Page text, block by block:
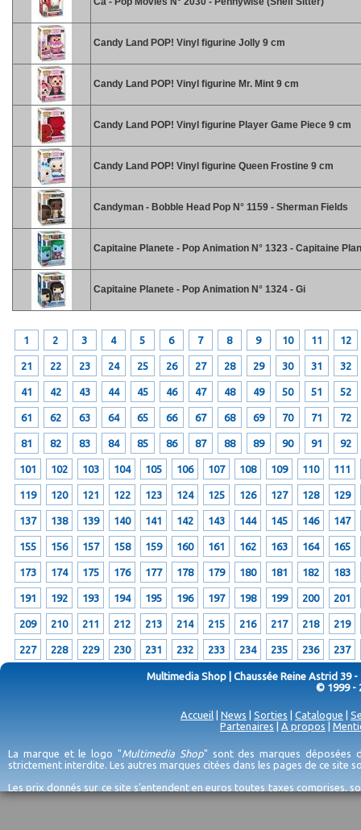
Candy Land POP! Vinyl figurine Jolly 9 cm
Candy Land POP! Vinyl figurine Mr. Mint 9 cm
Candy Land POP! Vinyl figurine Player Game Piece 9 cm
Candy Land POP! Vinyl figurine Queen Frostine 9 cm
Candyman - Bobble Head Pop N° 1159 - Sherman Fields
Capitaine Planete - Pop Animation N° 1323 - Capitaine
Capitaine Planete - Pop Animation N° 1324 - Gi
1 2 3 4 5 6 7 8 9 10 11 12
21 22 23 24 25 26 27 28 29 30 31 32
41 42 43 44 45 46 47 48 49 50 51 52
61 62 63 64 65 66 67 68 69 70 71 72
81 82 83 84 85 86 87 88 89 90 91 92
101 102 103 104 105 106 107 108 109 110 111
119 120 121 122 123 124 125 126 127 128 129
137 138 139 140 141 142 143 144 145 146 147
155 156 157 158 159 160 161 162 163 164 165
173 174 175 176 177 178 179 180 181 182 183
191 192 193 194 195 196 197 198 199 200 201
209 210 211 212 213 214 215 216 217 218 219
227 228 229 230 231 232 233 234 235 236 237
Multimedia Shop | Chaussée Reine Astrid 39 -
© 1999 -
Accueil News Sorties Catalogue
Partenaires
A propos
La marque et le logo "Multimedia Shop" sont des marques déposées
strictement interdite. Les autres marques citées dans les pages de ce site
Les prix donnés sur ce site s'entendent en euros toutes taxes comprises,
erreurs d'encodage, et sauf épuisement du stock et/ou impossibilité de